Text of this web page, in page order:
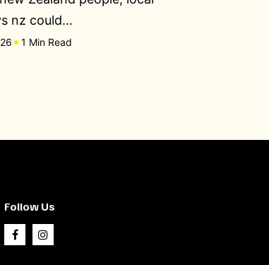
nz could…
1 Min Read
Follow Us